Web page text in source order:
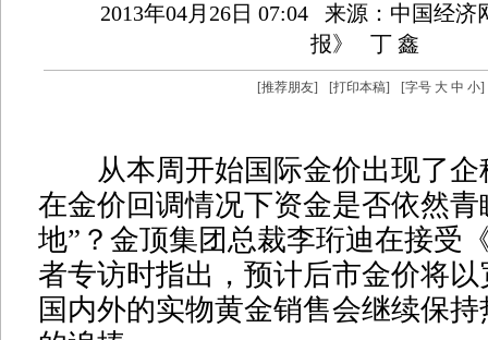
2013年04月26日 07:04
来源：中国经
报》
丁 鑫
[推荐朋友] [打印本稿] [字号 大 中 小]
从本周开始国际金价出现了企
在金价回调情况下资金是否依然青
地”？金顶集团总裁李珩迪在接受
者专访时指出，预计后市金价将
国内外的实物黄金销售会继续保